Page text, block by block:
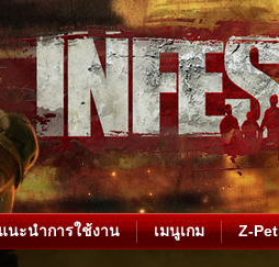
นะนำการใช้งาน เมนูเกม Z-Pet